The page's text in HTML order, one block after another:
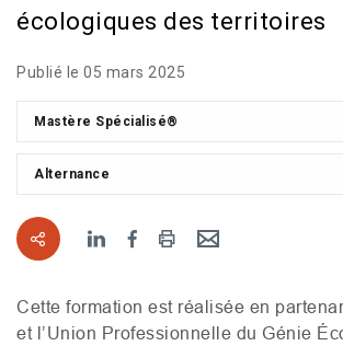
écologiques des territoires
Publié le 05 mars 2025
Mastère Spécialisé®
Alternance
Cette formation est réalisée en
et l’Union Professionnelle du Génie